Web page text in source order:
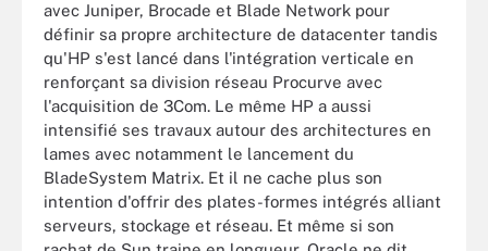
avec Juniper, Brocade et Blade Network pour
définir sa propre architecture de datacenter tandis
qu'HP s'est lancé dans l'intégration verticale en
renforçant sa division réseau Procurve avec
l'acquisition de 3Com. Le même HP a aussi
intensifié ses travaux autour des architectures en
lames avec notamment le lancement du
BladeSystem Matrix. Et il ne cache plus son
intention d'offrir des plates-formes intégrés alliant
serveurs, stockage et réseau. Et même si son